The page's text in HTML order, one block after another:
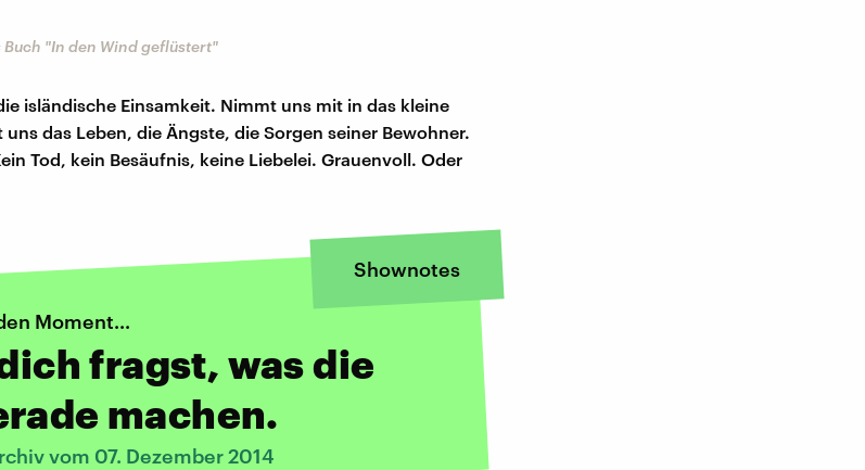
"In den Wind geflüstert"
isländische Einsamkeit. Nimmt uns mit in das kleine
uns das Leben, die Ängste, die Sorgen seiner Bewohner.
Tod, kein Besäufnis, keine Liebelei. Grauenvoll. Oder
Shownotes
Moment...
fragst, was die
machen.
vom 07. Dezember 2014